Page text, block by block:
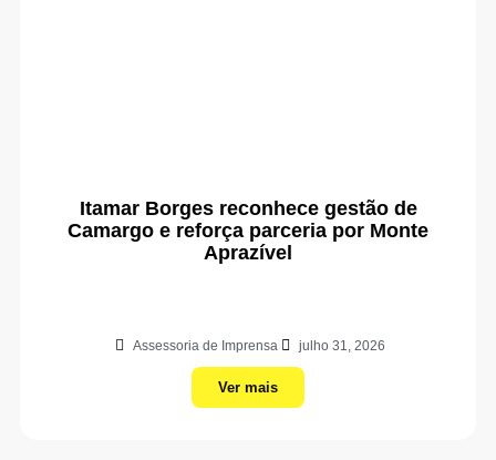
Itamar Borges reconhece gestão de
Camargo e reforça parceria por Monte
Aprazível
Assessoria de Imprensa julho 31, 2026
Ver mais